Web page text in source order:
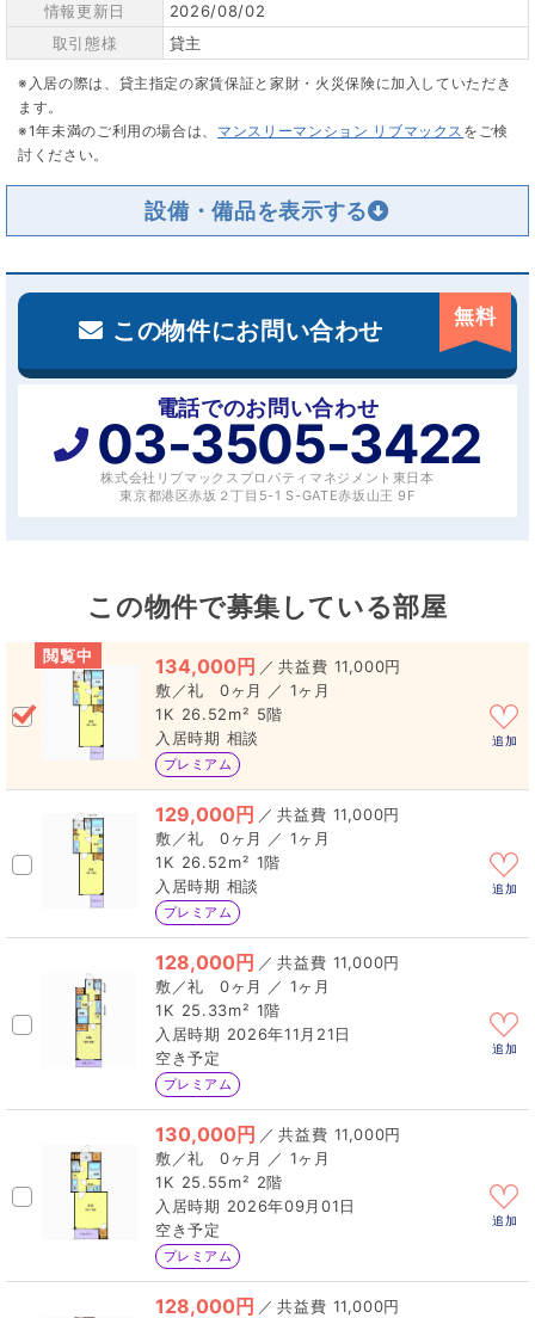
情報更新日
2026/08/02
取引態様
貸主
※入居の際は、貸主指定の家賃保証と家財・火災保険に加入していただき
ます。
※1年未満のご利用の場合は、 マンスリーマンション リブマックス をご検
討ください。
設備・備品を
この物件にお問い合わせ 無料
電話でのお問い合わせ
03-3505-3422
株式会社リブマックスプロパティマネジメント東日本
東京都港区赤坂２丁目5-1 S-GATE赤坂山王 9F
この物件で募集している部屋
134,000円 ／
11,000円
0ヶ月 ／ 1ヶ月
1K 26.52m² 5階
相談
プレミアム
閲覧中
追加
129,000円 ／
11,000円
0ヶ月 ／ 1ヶ月
1K 26.52m² 1階
相談
プレミアム
追加
128,000円 ／
11,000円
0ヶ月 ／ 1ヶ月
1K 25.33m² 1階
2026年11月21日
空き予定
プレミアム
追加
130,000円 ／
11,000円
0ヶ月 ／ 1ヶ月
1K 25.55m² 2階
2026年09月01日
空き予定
プレミアム
追加
128,000円 ／ 11,000円